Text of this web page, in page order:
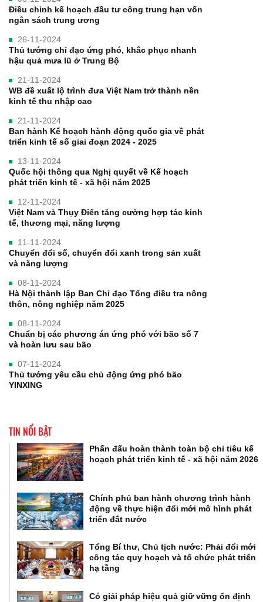
Điều chỉnh kế hoạch đầu tư công trung hạn vốn
ngân sách trung ương
26-11-2024
Thủ tướng chỉ đạo ứng phó, khắc phục nhanh
hậu quả mưa lũ ở Trung Bộ
21-11-2024
WB đề xuất lộ trình đưa Việt Nam trở thành nền
kinh tế thu nhập cao
21-11-2024
Ban hành Kế hoạch hành động quốc gia về phát
triển kinh tế số giai đoạn 2024 - 2025
13-11-2024
Quốc hội thông qua Nghị quyết về Kế hoạch
phát triển kinh tế - xã hội năm 2025
12-11-2024
Việt Nam và Thụy Điển tăng cường hợp tác kinh
tế, thương mại, năng lượng
11-11-2024
Chuyển đổi số, chuyển đổi xanh trong sản xuất
và năng lượng
08-11-2024
Hà Nội thành lập Ban Chỉ đạo Tổng điều tra nông
thôn, nông nghiệp năm 2025
08-11-2024
Chuẩn bị các phương án ứng phó với bão số 7
và hoàn lưu sau bão
07-11-2024
Thủ tướng yêu cầu chủ động ứng phó bão
YINXING
TIN NỔI BẬT
Phấn đấu hoàn thành toàn bộ chỉ tiêu kế
hoạch phát triển kinh tế - xã hội năm 2026
Chính phủ ban hành chương trình hành
động về thực hiện đổi mới mô hình phát
triển đất nước
Tổng Bí thư, Chủ tịch nước: Phải đổi mới
công tác quy hoạch và tổ chức phát triển
hạ tầng
Có giải pháp hiệu quả giữ vững ổn định